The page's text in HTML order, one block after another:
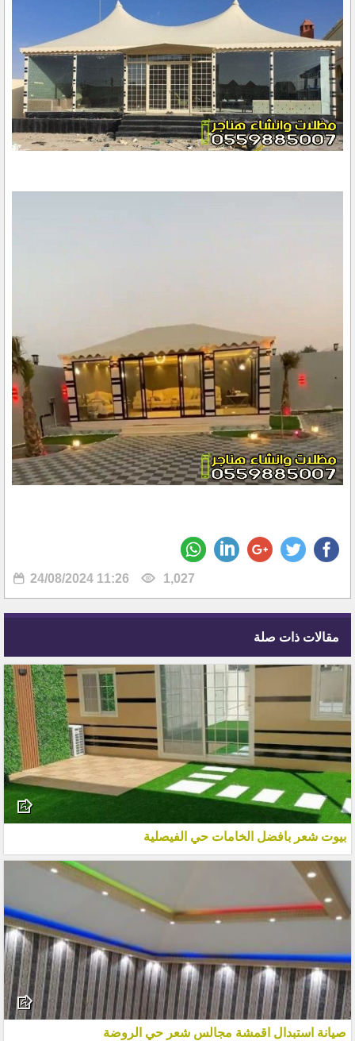
24/08/2024 11:26 1,027
مقالات ذات صلة
بيوت شعر بافضل الخامات حي الفيصلية
صيانة استبدال اقمشة مجالس شعر حي الروضة